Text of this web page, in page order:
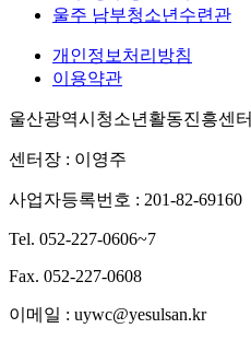
울주 남부청소년수련관
개인정보처리방침
이용약관
울산광역시청소년활동진흥센터
센터장 : 이영주
사업자등록번호 : 201-82-69160
Tel. 052-227-0606~7
Fax. 052-227-0608
이메일 : uywc@yesulsan.kr